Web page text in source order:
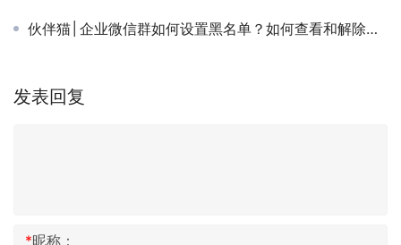
伙伴猫│企业微信群如何设置黑名单？如何查看和解除黑名单？
发表回复
*昵称：